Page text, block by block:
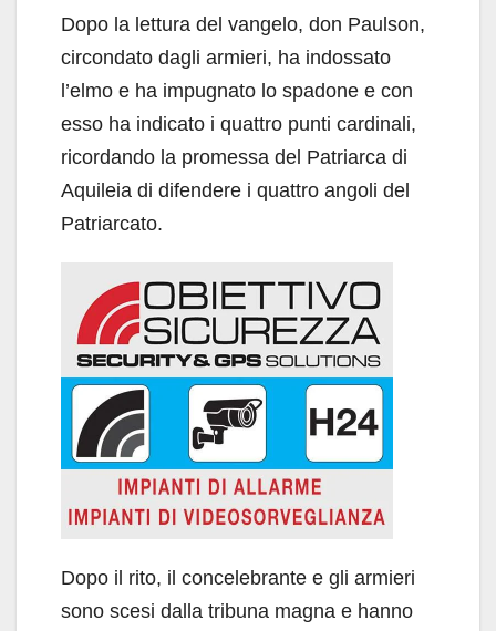
Dopo la lettura del vangelo, don Paulson,
circondato dagli armieri, ha indossato
l’elmo e ha impugnato lo spadone e con
esso ha indicato i quattro punti cardinali,
ricordando la promessa del Patriarca di
Aquileia di difendere i quattro angoli del
Patriarcato.
Dopo il rito, il concelebrante e gli armieri
sono scesi dalla tribuna magna e hanno